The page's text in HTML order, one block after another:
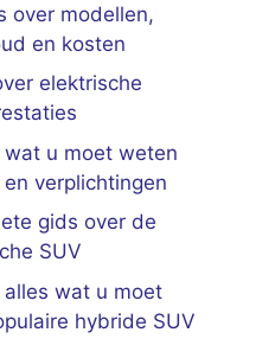
over modellen,
en kosten
elektrische
wat u moet weten
verplichtingen
gids over de
SUV
alles wat u moet
hybride SUV